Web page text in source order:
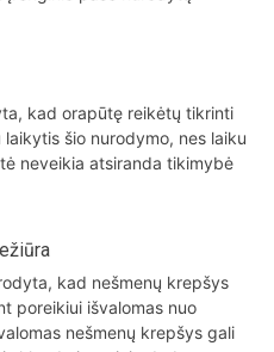
kad orapūtę reikėtų tikrinti
šio nurodymo, nes laiku
neveikia atsiranda tikimybė
kad nešmenų krepšys
poreikiui išvalomas nuo
nešmenų krepšys gali